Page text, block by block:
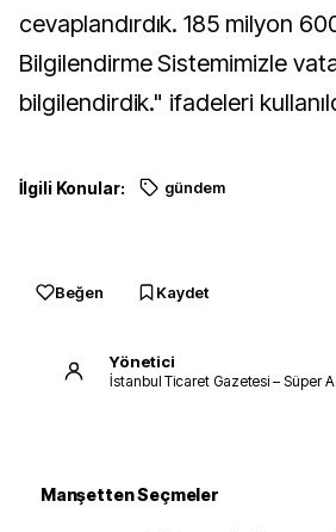
cevaplandırdık. 185 milyon
Bilgilendirme Sistemimizle
bilgilendirdik." ifadeleri
İlgili Konular: gündem
Beğen Kaydet
Yönetici
İstanbul Ticaret Gazetesi – Süper
Manşetten Seçmeler